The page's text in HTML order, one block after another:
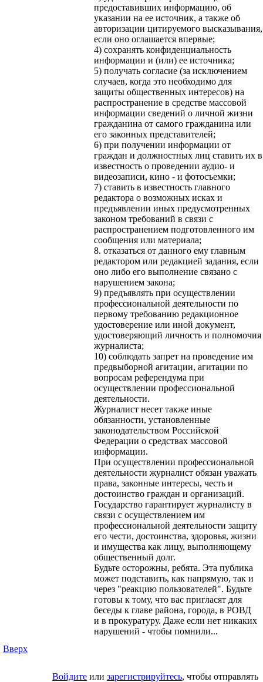
предоставивших информацию, об
указании на ее источник, а также об
авторизации цитируемого высказывания,
если оно оглашается впервые;
4) сохранять конфиденциальность
информации и (или) ее источника;
5) получать согласие (за исключением
случаев, когда это необходимо для
защиты общественных интересов) на
распространение в средстве массовой
информации сведений о личной жизни
гражданина от самого гражданина или
его законных представителей;
6) при получении информации от
граждан и должностных лиц ставить их в
известность о проведении аудио- и
видеозаписи, кино - и фотосъемки;
7) ставить в известность главного
редактора о возможных исках и
предъявлении иных предусмотренных
законом требований в связи с
распространением подготовленного им
сообщения или материала;
8. отказаться от данного ему главным
редактором или редакцией задания, если
оно либо его выполнение связано с
нарушением закона;
9) предъявлять при осуществлении
профессиональной деятельности по
первому требованию редакционное
удостоверение или иной документ,
удостоверяющий личность и полномочия
журналиста;
10) соблюдать запрет на проведение им
предвыборной агитации, агитации по
вопросам референдума при
осуществлении профессиональной
деятельности.
Журналист несет также иные
обязанности, установленные
законодательством Российской
Федерации о средствах массовой
информации.
При осуществлении профессиональной
деятельности журналист обязан уважать
права, законные интересы, честь и
достоинство граждан и организаций.
Государство гарантирует журналисту в
связи с осуществлением им
профессиональной деятельности защиту
его чести, достоинства, здоровья, жизни
и имущества как лицу, выполняющему
общественный долг.
Будьте осторожны, ребята. Эта публика
может подставить, как напрямую, так и
через "реакцию пользователей". Будьте
готовы к тому, что вас пригласят для
беседы к главе района, города, в РОВД
и в прокуратуру. Даже если нет никаких
нарушений - чтобы помнили...
Вверх
Войдите или зарегистрируйтесь, чтобы отправлять